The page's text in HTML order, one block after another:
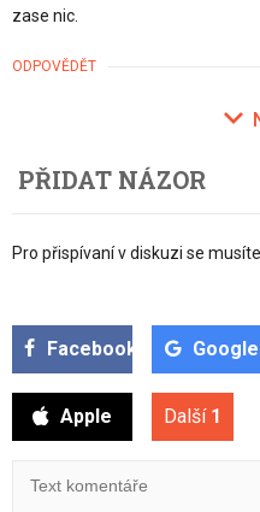
zase nic.
ODPOVĚDĚT
PŘIDAT NÁZOR
Pro přispívaní v diskuzi se
Facebook Google
Apple Další 1